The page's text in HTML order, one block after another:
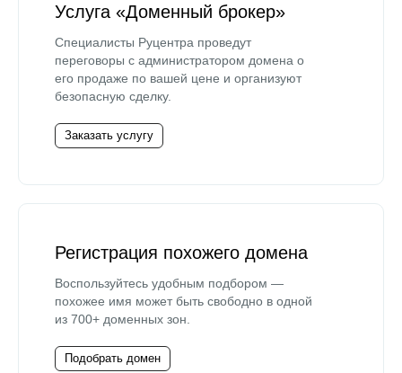
Услуга «Доменный брокер»
Специалисты Руцентра проведут
переговоры с администратором домена о
его продаже по вашей цене и организуют
безопасную сделку.
Заказать услугу
Регистрация похожего домена
Воспользуйтесь удобным подбором —
похожее имя может быть свободно в одной
из 700+ доменных зон.
Подобрать домен